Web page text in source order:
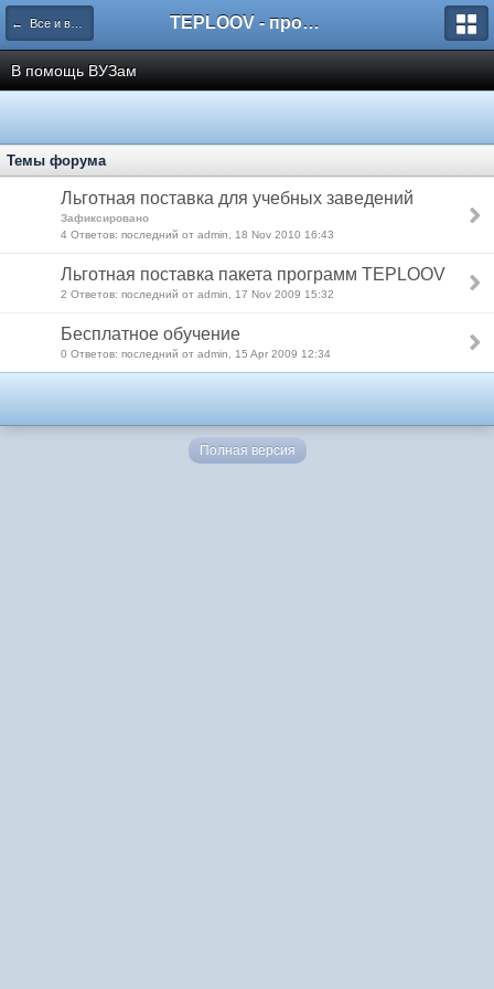
← Все и всё о пакете TEPLOOV TEPLOOV - программный комплекс для расчёта систем отопления и вентиляции
В помощь ВУЗам
Темы форума
Льготная поставка для учебных заведений
Зафиксировано
4 Ответов: последний от admin, 18 Nov 2010 16:43
Льготная поставка пакета программ TEPLOOV
2 Ответов: последний от admin, 17 Nov 2009 15:32
Бесплатное обучение
0 Ответов: последний от admin, 15 Apr 2009 12:34
Полная версия